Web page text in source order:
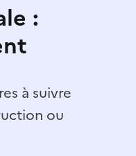
:
à suivre
ou